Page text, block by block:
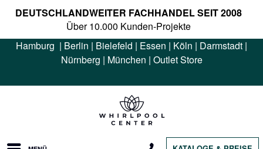
DEUTSCHLANDWEITER FACHHANDEL SEIT 2008
Über 10.000 Kunden-Projekte
Hamburg | Berlin | Bielefeld | Essen | Köln | Darmstadt |
Nürnberg | München | Outlet Store